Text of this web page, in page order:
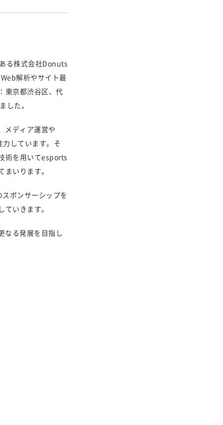
る株式会社Donuts
解析やサイト最
東京都渋谷区、代
した。
メディア運営や
しています。そ
術を用いてesports
まいります。
ポンサーシップを
ていきます。
なる発展を目指し